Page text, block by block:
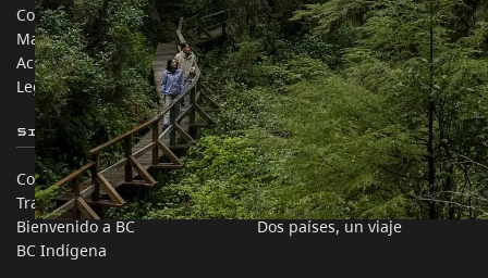
Contáctanos
Mapa del sitio
Acerca de
Legal y Políticas
Industria de Viajes
Medios
Corporativo
简体中文 – China
Sitios de Socios
Comercio e Inversión BC
Trabaja en BC
Bienvenido a BC
BC Indígena
En este sitio
Ideas de viaje
Consejos Prácticos
Dos países, un viaje